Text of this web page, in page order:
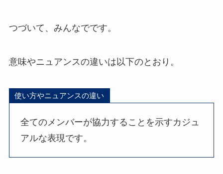
つづいて、みんなでです。
意味やニュアンスの違いは以下のとおり。
使い方やニュアンスの違い
全てのメンバーが協力することを示すカジュ
アルな表現です。